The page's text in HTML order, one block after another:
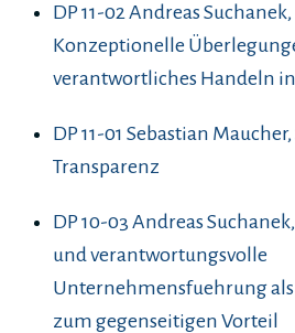
DP 11-02 Andreas
Konzeptionelle
verantwortliches Handeln
DP 11-01 Sebastian
Transparenz
DP 10-03 Andreas
und verantwortungsvolle
Unternehmensfuehrung
zum gegenseitigen Vorteil